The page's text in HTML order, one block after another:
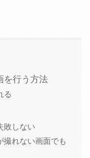
を行う方法
る
敗しない
撮れない画面でも